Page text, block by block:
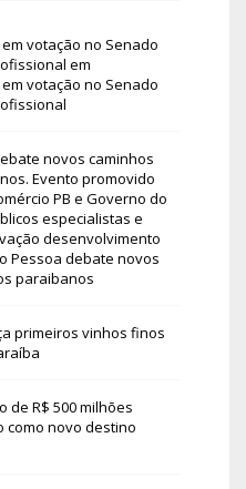
votação no Senado
em
votação no Senado
novos caminhos
Evento promovido
PB e Governo do
especialistas e
desenvolvimento
Pessoa debate novos
paraibanos
primeiros vinhos finos
de R$ 500 milhões
como novo destino